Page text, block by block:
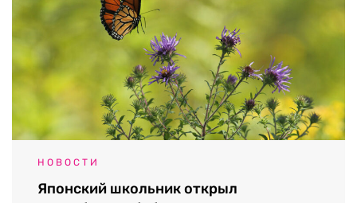
НОВОСТИ
Японский школьник открыл